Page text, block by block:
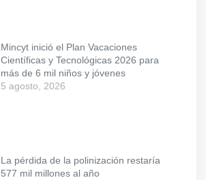
Mincyt inició el Plan Vacaciones
Científicas y Tecnológicas 2026 para
más de 6 mil niños y jóvenes
5 agosto, 2026
La pérdida de la polinización restaría
577 mil millones al año